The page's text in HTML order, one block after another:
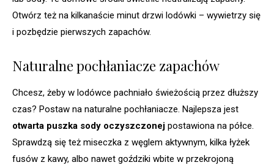
Otwórz też na kilkanaście minut drzwi lodówki – wywietrzy się
i pozbędzie pierwszych zapachów.
Naturalne pochłaniacze zapachów
Chcesz, żeby w lodówce pachniało świeżością przez dłuższy
czas? Postaw na naturalne pochłaniacze. Najlepsza jest
otwarta puszka sody oczyszczonej postawiona na półce.
Sprawdzą się też miseczka z węglem aktywnym, kilka łyżek
fusów z kawy, albo nawet goździki wbite w przekrojoną